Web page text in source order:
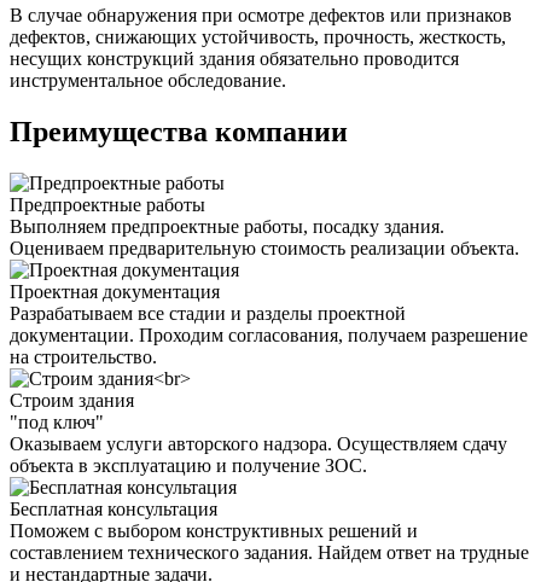
В случае обнаружения при осмотре дефектов или признаков
дефектов, снижающих устойчивость, прочность, жесткость,
несущих конструкций здания обязательно проводится
инструментальное обследование.
Преимущества компании
Предпроектные работы
Выполняем предпроектные работы, посадку здания.
Оцениваем предварительную стоимость реализации объекта.
Проектная документация
Разрабатываем все стадии и разделы проектной
документации. Проходим согласования, получаем разрешение
на строительство.
Строим здания
"под ключ"
Оказываем услуги авторского надзора. Осуществляем сдачу
объекта в эксплуатацию и получение ЗОС.
Бесплатная консультация
Поможем с выбором конструктивных решений и
составлением технического задания. Найдем ответ на трудные
и нестандартные задачи.